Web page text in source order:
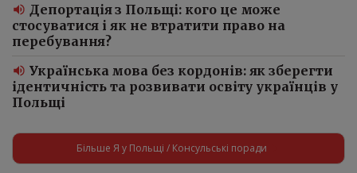
Депортація з Польщі: кого це може
стосуватися і як не втратити право на
перебування?
Українська мова без кордонів: як зберегти
ідентичність та розвивати освіту українців у
Польщі
Більше Я у Польщі / Консульські поради